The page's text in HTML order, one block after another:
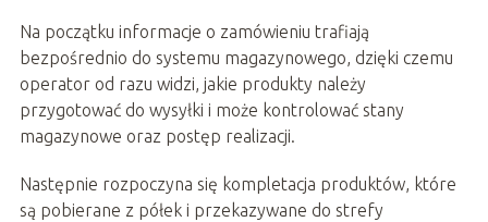
Na początku informacje o zamówieniu trafiają
bezpośrednio do systemu magazynowego, dzięki czemu
operator od razu widzi, jakie produkty należy
przygotować do wysyłki i może kontrolować stany
magazynowe oraz postęp realizacji.
Następnie rozpoczyna się kompletacja produktów, które
są pobierane z półek i przekazywane do strefy